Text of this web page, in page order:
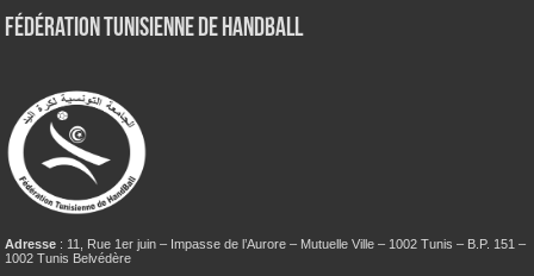
Fédération tunisienne de Handball
Adresse : 11, Rue 1er juin – Impasse de l’Aurore – Mutuelle Ville – 1002 Tunis – B.P. 151 –
1002 Tunis Belvédère